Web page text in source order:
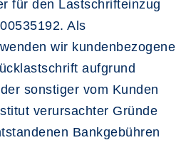
für den Lastschrifteinzug
Als
wir kundenbezogene
aufgrund
sonstiger vom Kunden
verursachter Gründe
Bankgebühren